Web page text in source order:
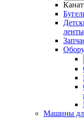
ленты
Машины